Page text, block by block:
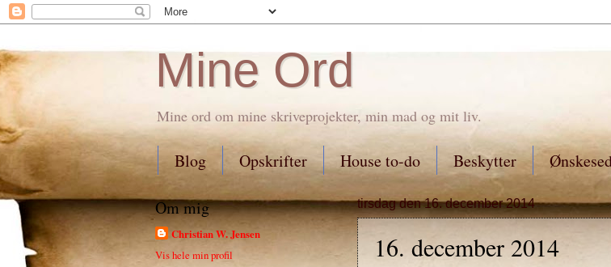
Mine Ord
Mine ord om mine skriveprojekter, min mad og mit liv.
Blog Opskrifter House to-do Beskytter
tirsdag den 16. december 2014
16. december 2014
Om mig
Christian W. Jensen
Vis hele min profil